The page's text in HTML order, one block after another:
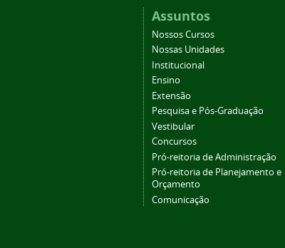
Assuntos
Nossos Cursos
Nossas Unidades
Institucional
Ensino
Extensão
Pesquisa e Pós-Graduação
Vestibular
Concursos
Pró-reitoria de Administração
Pró-reitoria de Planejamento e
Orçamento
Comunicação